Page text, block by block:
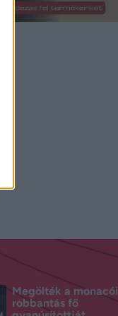
Megölték a monacói
robbantás fő